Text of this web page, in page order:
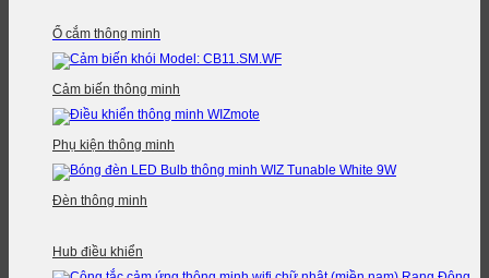
Ổ cắm thông minh
Cảm biến thông minh
Phụ kiện thông minh
Đèn thông minh
Hub điều khiển